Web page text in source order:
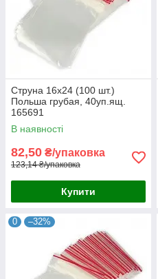
Струна 16х24 (100 шт.)
Польша грубая, 40уп.ящ.
165691
В наявності
82,50 ₴/упаковка
123,14 ₴/упаковка
Купити
0 –32%